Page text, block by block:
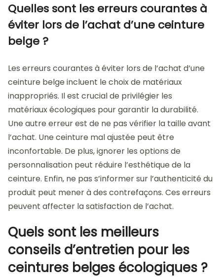
Quelles sont les erreurs courantes à
éviter lors de l’achat d’une ceinture
belge ?
Les erreurs courantes à éviter lors de l’achat d’une
ceinture belge incluent le choix de matériaux
inappropriés. Il est crucial de privilégier les
matériaux écologiques pour garantir la durabilité.
Une autre erreur est de ne pas vérifier la taille avant
l’achat. Une ceinture mal ajustée peut être
inconfortable. De plus, ignorer les options de
personnalisation peut réduire l’esthétique de la
ceinture. Enfin, ne pas s’informer sur l’authenticité du
produit peut mener à des contrefaçons. Ces erreurs
peuvent affecter la satisfaction de l’achat.
Quels sont les meilleurs
conseils d’entretien pour les
ceintures belges écologiques ?